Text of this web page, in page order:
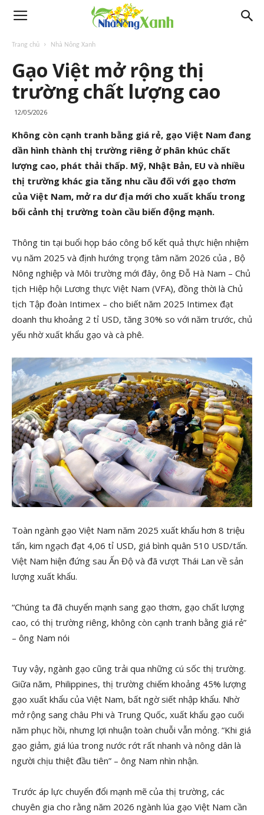
Trang chủ Nhà Nông Xanh
Gạo Việt mở rộng thị
trường chất lượng cao
12/05/2026
Không còn cạnh tranh bằng giá rẻ, gạo Việt Nam đang
dần hình thành thị trường riêng ở phân khúc chất
lượng cao, phát thải thấp. Mỹ, Nhật Bản, EU và nhiều
thị trường khác gia tăng nhu cầu đối với gạo thơm
của Việt Nam, mở ra dư địa mới cho xuất khẩu trong
bối cảnh thị trường toàn cầu biến động mạnh.
Thông tin tại buổi họp báo công bố kết quả thực hiện nhiệm
vụ năm 2025 và định hướng trọng tâm năm 2026 của , Bộ
Nông nghiệp và Môi trường mới đây, ông Đỗ Hà Nam – Chủ
tịch Hiệp hội Lương thực Việt Nam (VFA), đồng thời là Chủ
tịch Tập đoàn Intimex – cho biết năm 2025 Intimex đạt
doanh thu khoảng 2 tỉ USD, tăng 30% so với năm trước, chủ
yếu nhờ xuất khẩu gạo và cà phê.
Toàn ngành gạo Việt Nam năm 2025 xuất khẩu hơn 8 triệu
tấn, kim ngạch đạt 4,06 tỉ USD, giá bình quân 510 USD/tấn.
Việt Nam hiện đứng sau Ấn Độ và đã vượt Thái Lan về sản
lượng xuất khẩu.
“Chúng ta đã chuyển mạnh sang gạo thơm, gạo chất lượng
cao, có thị trường riêng, không còn cạnh tranh bằng giá rẻ”
– ông Nam nói
Tuy vậy, ngành gạo cũng trải qua những cú sốc thị trường.
Giữa năm, Philippines, thị trường chiếm khoảng 45% lượng
gạo xuất khẩu của Việt Nam, bất ngờ siết nhập khẩu. Nhờ
mở rộng sang châu Phi và Trung Quốc, xuất khẩu gạo cuối
năm phục hồi, nhưng lợi nhuận toàn chuỗi vẫn mỏng. “Khi giá
gạo giảm, giá lúa trong nước rớt rất nhanh và nông dân là
người chịu thiệt đầu tiên” – ông Nam nhìn nhận.
Trước áp lực chuyển đổi mạnh mẽ của thị trường, các
chuyên gia cho rằng năm 2026 ngành lúa gạo Việt Nam cần